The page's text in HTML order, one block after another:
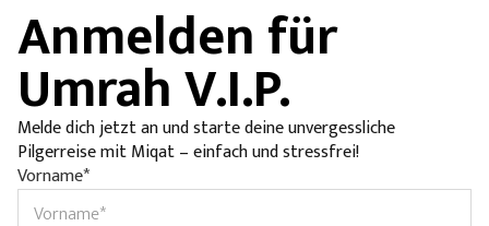
Anmelden für
Umrah V.I.P.
Melde dich jetzt an und starte deine unvergessliche
Pilgerreise mit Miqat – einfach und stressfrei!
Vorname*